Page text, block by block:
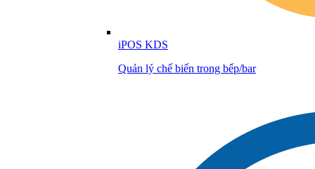
iPOS KDS
Quản lý chế biến trong bếp/bar